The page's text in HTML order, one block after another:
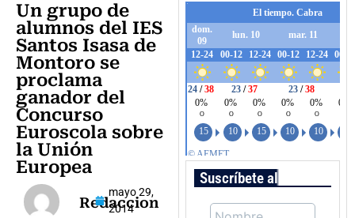
Un grupo de
alumnos del IES
Santos Isasa de
Montoro se
proclama
ganador del
Concurso
Euroscola sobre
la Unión
Europea
Redaccion
mayo 29,
2014
Suscríbete al boletín